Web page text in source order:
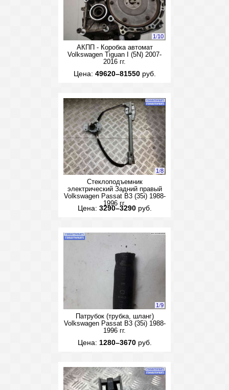
1/10
АКПП - Коробка автомат
Volkswagen Tiguan I (5N) 2007-
2016 гг.
Цена: 49620–81550руб.
1/8
Стеклоподъемник
электрический Задний правый
Volkswagen Passat B3 (35i) 1988-
1996 гг.
Цена: 3290–3290руб.
1/9
Патрубок (трубка, шланг)
Volkswagen Passat B3 (35i) 1988-
1996 гг.
Цена: 1280–3670руб.